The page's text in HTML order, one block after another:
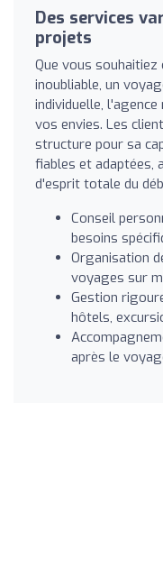
Des services
projets
Que vous
inoubliable, un
individuelle,
vos envies. Les
structure pour sa
fiables et adaptées,
d'esprit totale du
Conseil
besoins
Organisation
voyages sur
Gestion
hôtels,
après le